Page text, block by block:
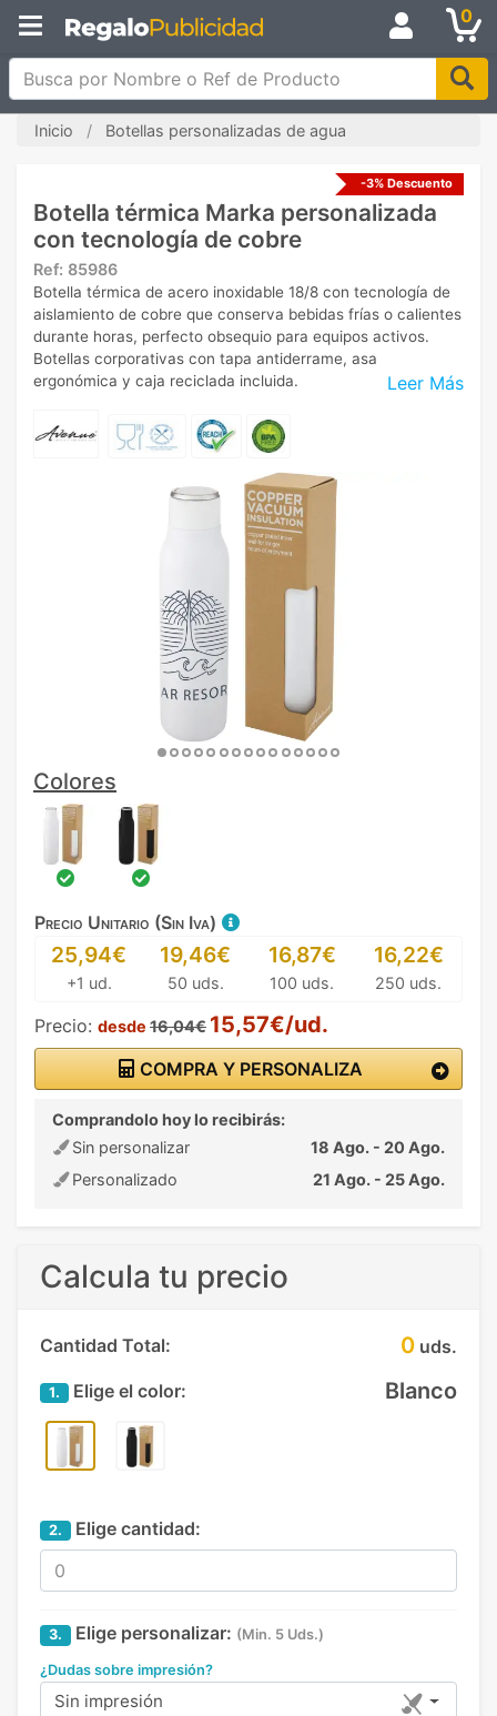
0
Busca por Nombre o Ref de Producto
Inicio Botellas personalizadas de agua
-3% Descuento
Botella térmica Marka personalizada
con tecnología de cobre
Ref: 85986
Leer Más
Botella térmica de acero inoxidable 18/8 con tecnología de
aislamiento de cobre que conserva bebidas frías o calientes
durante horas, perfecto obsequio para equipos activos.
Botellas corporativas con tapa antiderrame, asa
ergonómica y caja reciclada incluida.
Colores
Precio Unitario (Sin Iva)
25,94€
+1 ud.
19,46€
50 uds.
16,87€
100 uds.
16,22€
250 uds.
Precio: desde 16,04€ 15,57€/ud.
COMPRA Y PERSONALIZA
Comprandolo hoy lo recibirás:
Sin personalizar
18 Ago. - 20 Ago.
Personalizado
21 Ago. - 25 Ago.
Calcula tu precio
Cantidad Total: 0 uds.
1. Elige el color: Blanco
2. Elige cantidad:
3. Elige personalizar: (Min. 5 Uds.)
¿Dudas sobre impresión?
Sin impresión